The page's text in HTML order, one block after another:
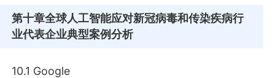
第十章全球人工智能应对新冠病毒和传染疾病行
业代表企业典型案例分析
10.1 Google